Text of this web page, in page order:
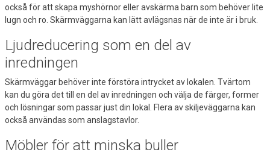
också för att skapa myshörnor eller avskärma barn som behöver lite
lugn och ro. Skärmväggarna kan lätt avlägsnas när de inte är i bruk.
Ljudreducering som en del av
inredningen
Skärmväggar behöver inte förstöra intrycket av lokalen. Tvärtom
kan du göra det till en del av inredningen och välja de färger, former
och lösningar som passar just din lokal. Flera av skiljeväggarna kan
också användas som anslagstavlor.
Möbler för att minska buller